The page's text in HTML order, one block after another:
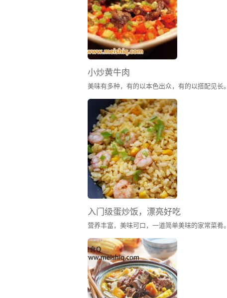
小炒黄牛肉
入门级蛋炒饭，漂亮好吃
营养丰富，美味可口，一道简单美味的家常菜肴。